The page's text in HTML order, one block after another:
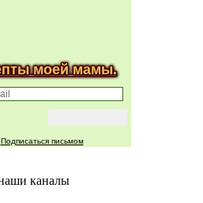
моей мамы.
Подписаться письмом
каналы